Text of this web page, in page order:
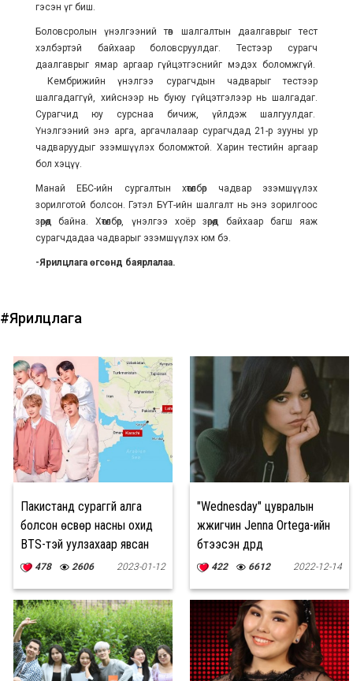
гэсэн үг биш.
Боловсролын үнэлгээний төв шалгалтын даалгаврыг тест
хэлбэртэй байхаар боловсруулдаг. Тестээр сурагч
даалгаврыг ямар аргаар гүйцэтгэснийг мэдэх боломжгүй.
Кембрижийн үнэлгээ сурагчдын чадварыг тестээр
шалгадаггүй, хийснээр нь буюу гүйцэтгэлээр нь шалгадаг.
Сурагчид юу сурснаа бичиж, үйлдэж шалгуулдаг.
Үнэлгээний энэ арга, аргачлалаар сурагчдад 21-р зууны ур
чадваруудыг эзэмшүүлэх боломжтой. Харин тестийн аргаар
бол хэцүү.
Манай ЕБС-ийн сургалтын хөтөлбөр чадвар эзэмшүүлэх
зорилготой болсон. Гэтэл БҮТ-ийн шалгалт нь энэ зорилгоос
зөрөөд байна. Хөтөлбөр, үнэлгээ хоёр зөрөөд байхаар багш яаж
сурагчдадаа чадварыг эзэмшүүлэх юм бэ.
-Ярилцлага өгсөнд баярлалаа.
#Ярилцлага
Пакистанд сураггүй алга
болсон өсвөр насны охид
BTS-тэй уулзахаар явсан
байжээ
478 2606 2023-01-12
"Wednesday" цувралын
жүжигчин Jenna Ortega-ийн
бүтээсэн дүрүүд
422 6612 2022-12-14